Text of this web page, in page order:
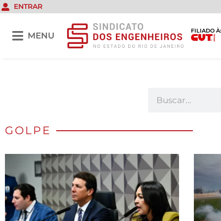
ENTRAR
MENU
FILIADO À:
GOLPE